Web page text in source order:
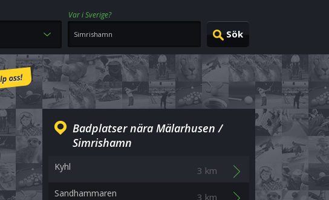
Var i Sverige?
Badplatser nära Mälarhusen /
Simrishamn
Kyhl 3 km
Sandhammaren 3 km